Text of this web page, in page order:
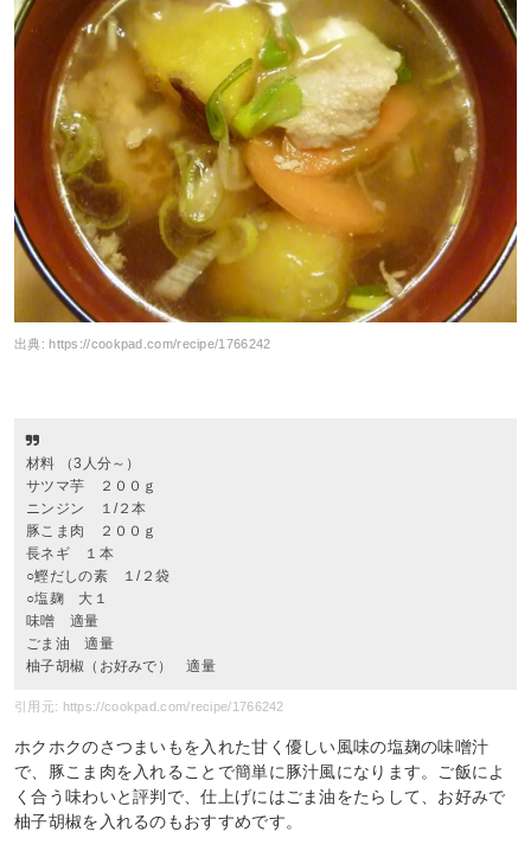
出典:https://cookpad.com/recipe/1766242
材料 （3人分～）
サツマ芋 ２００ｇ
ニンジン １/２本
豚こま肉 ２００ｇ
長ネギ １本
○鰹だしの素 １/２袋
○塩麹 大１
味噌 適量
ごま油 適量
柚子胡椒（お好みで） 適量
引用元: https://cookpad.com/recipe/1766242
ホクホクのさつまいもを入れた甘く優しい風味の塩麹の味噌汁
で、豚こま肉を入れることで簡単に豚汁風になります。ご飯によ
く合う味わいと評判で、仕上げにはごま油をたらして、お好みで
柚子胡椒を入れるのもおすすめです。